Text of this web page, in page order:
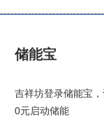
储能宝
吉祥坊登录储能宝
0元启动储能